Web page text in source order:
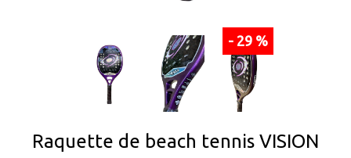
- 29 %
Raquette de beach tennis VISION